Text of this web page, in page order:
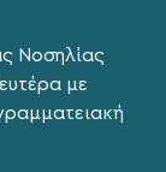
Νοσηλίας
με